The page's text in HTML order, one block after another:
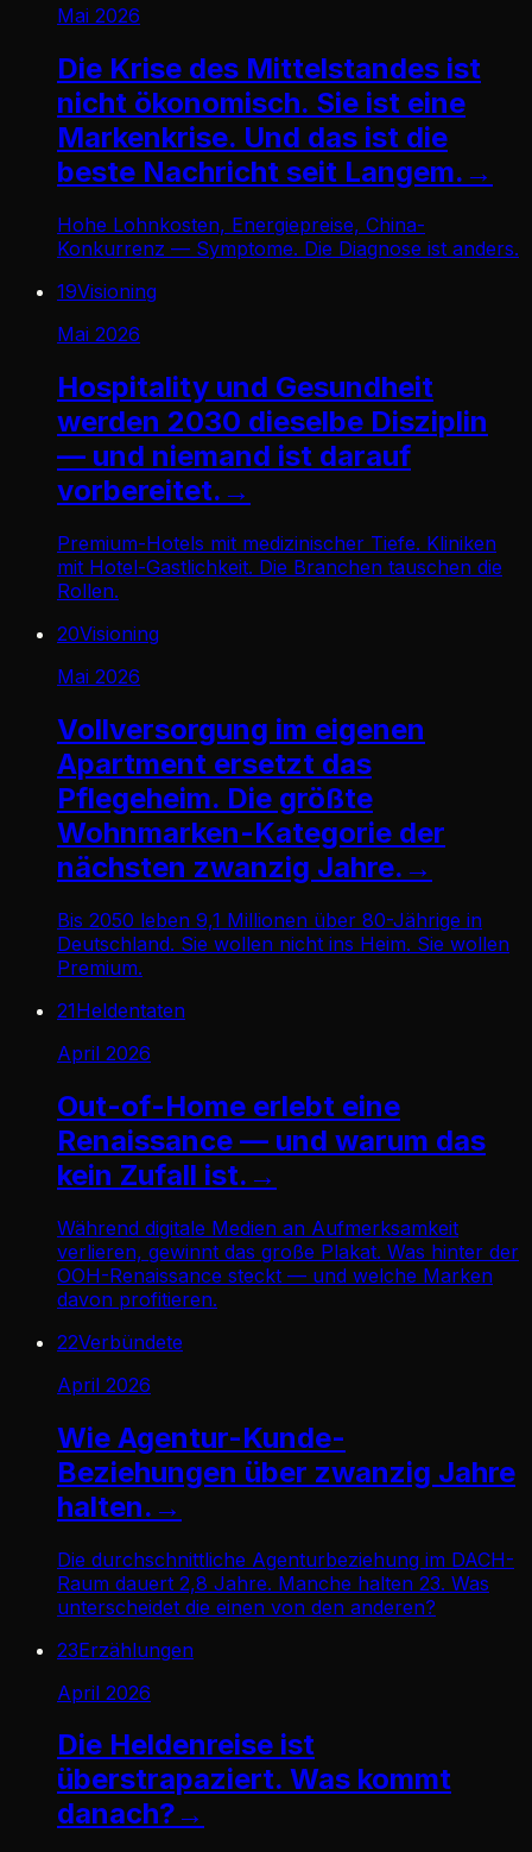
Mai 2026
Die Krise des Mittelstandes ist
nicht ökonomisch. Sie ist eine
Markenkrise. Und das ist die
beste Nachricht seit Langem. →
Hohe Lohnkosten, Energiepreise, China-
Konkurrenz — Symptome. Die Diagnose ist anders.
19Visioning
Mai 2026
Hospitality und Gesundheit
werden 2030 dieselbe Disziplin
— und niemand ist darauf
vorbereitet. →
Premium-Hotels mit medizinischer Tiefe. Kliniken
mit Hotel-Gastlichkeit. Die Branchen tauschen die
Rollen.
20Visioning
Mai 2026
Vollversorgung im eigenen
Apartment ersetzt das
Pflegeheim. Die größte
Wohnmarken-Kategorie der
nächsten zwanzig Jahre. →
Bis 2050 leben 9,1 Millionen über 80-Jährige in
Deutschland. Sie wollen nicht ins Heim. Sie wollen
Premium.
21Heldentaten
April 2026
Out-of-Home erlebt eine
Renaissance — und warum das
kein Zufall ist. →
Während digitale Medien an Aufmerksamkeit
verlieren, gewinnt das große Plakat. Was hinter der
OOH-Renaissance steckt — und welche Marken
davon profitieren.
22Verbündete
April 2026
Wie Agentur-Kunde-
Beziehungen über zwanzig Jahre
halten. →
Die durchschnittliche Agenturbeziehung im DACH-
Raum dauert 2,8 Jahre. Manche halten 23. Was
unterscheidet die einen von den anderen?
23Erzählungen
April 2026
Die Heldenreise ist
überstrapaziert. Was kommt
danach? →